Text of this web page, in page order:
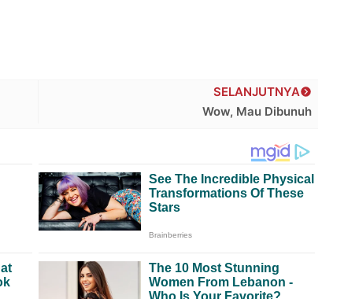
SELANJUTNYA
Wow, Mau Dibunuh